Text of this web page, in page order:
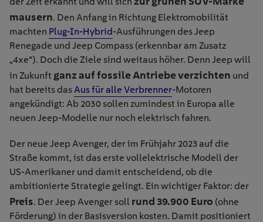
mausern. Den Anfang in Richtung Elektromobilität
machten Plug-In-Hybrid-Ausführungen des Jeep
Renegade und Jeep Compass (erkennbar am Zusatz
„4xe“). Doch die Ziele sind weitaus höher. Denn Jeep will
in Zukunft ganz auf fossile Antriebe verzichten und
hat bereits das Aus für alle Verbrenner-Motoren
angekündigt: Ab 2030 sollen zumindest in Europa alle
neuen Jeep-Modelle nur noch elektrisch fahren.
Der neue Jeep Avenger, der im Frühjahr 2023 auf die
Straße kommt, ist das erste vollelektrische Modell der
US-Amerikaner und damit entscheidend, ob die
ambitionierte Strategie gelingt. Ein wichtiger Faktor: der
Preis. Der Jeep Avenger soll rund 39.900 Euro (ohne
Förderung) in der Basisversion kosten. Damit positioniert